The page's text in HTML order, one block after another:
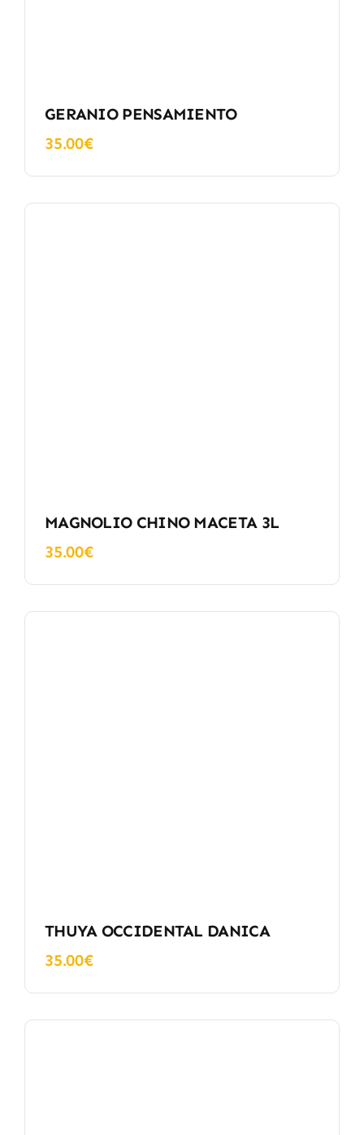
GERANIO PENSAMIENTO
35.00€
MAGNOLIO CHINO MACETA 3L
35.00€
THUYA OCCIDENTAL DANICA
35.00€